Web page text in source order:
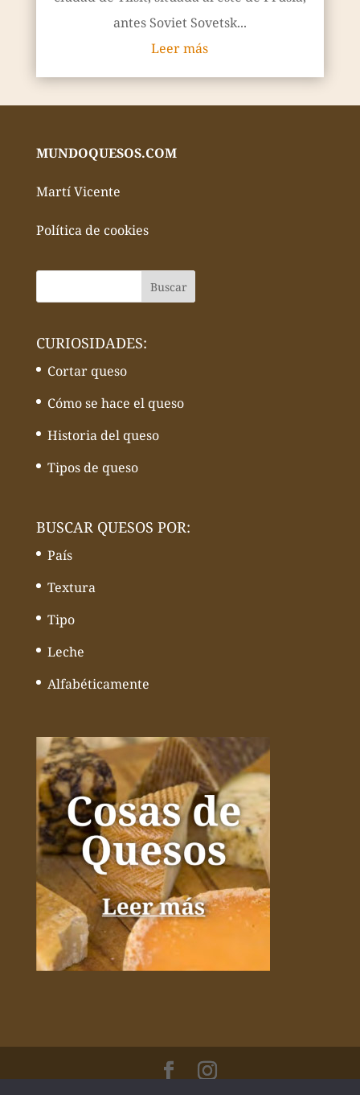
antes Soviet Sovetsk...
Leer más
MUNDOQUESOS.COM
Martí Vicente
Política de cookies
CURIOSIDADES:
Cortar queso
Cómo se hace el queso
Historia del queso
Tipos de queso
BUSCAR QUESOS POR:
País
Textura
Tipo
Leche
Alfabéticamente